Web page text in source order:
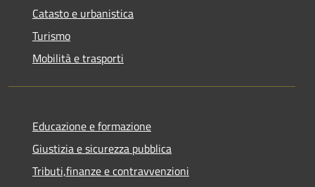
Catasto e urbanistica
Turismo
Mobilità e trasporti
Educazione e formazione
Giustizia e sicurezza pubblica
Tributi,finanze e contravvenzioni